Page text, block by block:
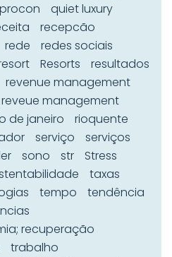
procon
quiet luxury
recepcão
rede
redes sociais
Resorts
resultados
revenue management
reveue management
de janeiro
rioquente
serviço
serviços
sono str
Stress
taxas
tempo
tendência
recuperação
trabalho